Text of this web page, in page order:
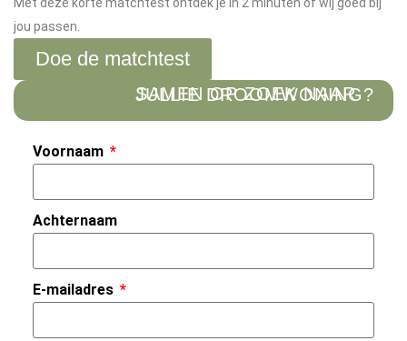
jou passen.
Doe de matchtest
SAMEN OP ZOEK NAAR JULLIE DROOMWONING?
Voornaam
Achternaam
E-mailadres